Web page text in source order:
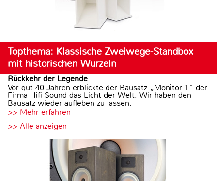
Topthema: Klassische Zweiwege-Standbox
mit historischen Wurzeln
Rückkehr der Legende
Vor gut 40 Jahren erblickte der Bausatz „Monitor 1“ der
Firma Hifi Sound das Licht der Welt. Wir haben den
Bausatz wieder aufleben zu lassen.
>> Mehr erfahren
>> Alle anzeigen